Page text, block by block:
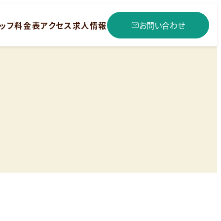
フ料金表アクセス求人情報 お問い合わせ